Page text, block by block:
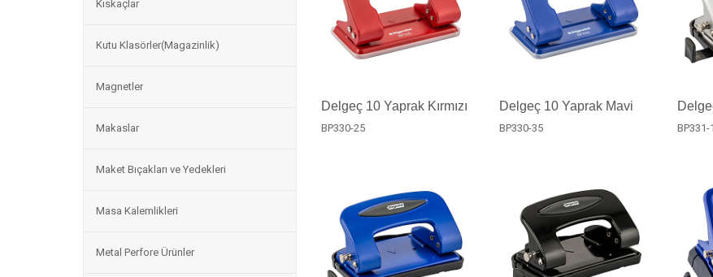
Kıskaçlar
Kutu Klasörler(Magazinlik)
Magnetler
Makaslar
Maket Bıçakları ve Yedekleri
Masa Kalemlikleri
Metal Perfore Ürünler
Delgeç 10 Yaprak Kırmızı
BP330-25
Delgeç 10 Yaprak Mavi
BP330-35 BP331-